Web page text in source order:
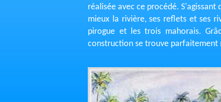
réalisée avec ce procédé.
mieux la rivière, ses reflets et ses
pirogue et les trois mahorais.
construction se trouve parfaitement